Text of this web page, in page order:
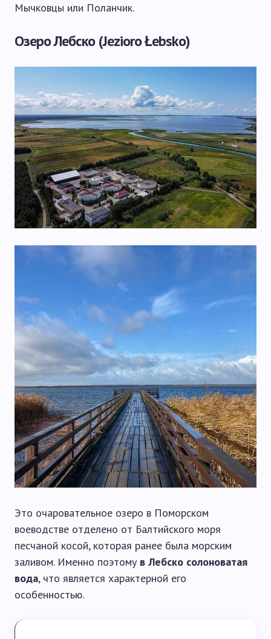
Мычковцы или Поланчик.
Озеро Лебско (Jezioro Łebsko)
Это очаровательное озеро в Поморском
воеводстве отделено от Балтийского моря
песчаной косой, которая ранее была морским
заливом. Именно поэтому в Лебско солоноватая
вода, что является характерной его
особенностью.